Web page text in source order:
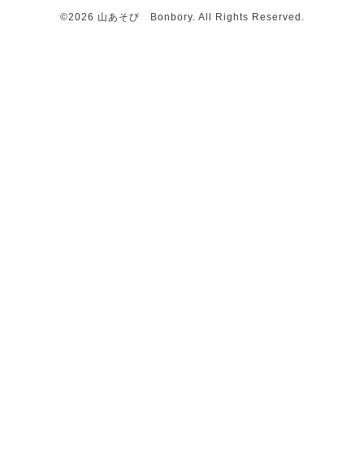
©2026 山あそび Bonbory. All Rights Reserved.